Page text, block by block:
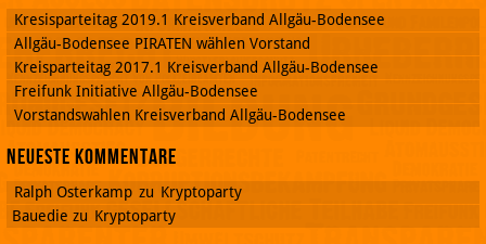
Kresisparteitag 2019.1 Kreisverband Allgäu-Bodensee
Allgäu-Bodensee PIRATEN wählen Vorstand
Kreisparteitag 2017.1 Kreisverband Allgäu-Bodensee
Freifunk Initiative Allgäu-Bodensee
Vorstandswahlen Kreisverband Allgäu-Bodensee
Neueste Kommentare
Ralph Osterkamp zu Kryptoparty
Bauedie zu Kryptoparty